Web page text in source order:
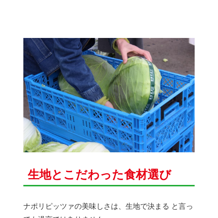
生地とこだわった食材選び
ナポリピッツァの美味しさは、生地で決まる と言っ